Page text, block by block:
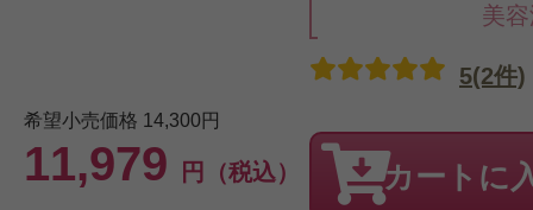
美
希望小売価格 14,300円
11,979 円（税込）
5(2件)
カートに